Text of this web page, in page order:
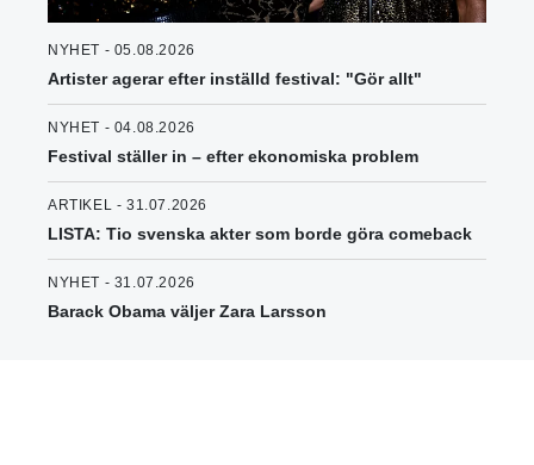
NYHET - 05.08.2026
Artister agerar efter inställd festival: "Gör allt"
NYHET - 04.08.2026
Festival ställer in – efter ekonomiska problem
ARTIKEL - 31.07.2026
LISTA: Tio svenska akter som borde göra comeback
NYHET - 31.07.2026
Barack Obama väljer Zara Larsson